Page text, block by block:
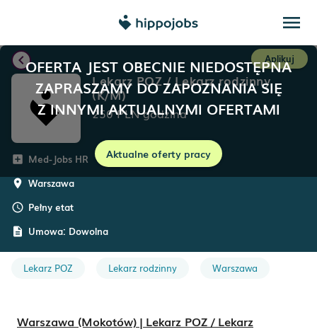
menu
OFERTA JEST OBECNIE NIEDOSTĘPNA
ZAPRASZAMY DO ZAPOZNANIA SIĘ
Z INNYMI AKTUALNYMI OFERTAMI
Aktualne oferty pracy
chevron_left Aplikuj
Lekarz POZ / Lekarz rodzinny
(K/M)
250PLNgodzina
add_box Med-Jobs HR
room Warszawa
schedule Pełny etat
description Umowa: Dowolna
Lekarz POZ Lekarz rodzinny Warszawa
Warszawa (Mokotów) | Lekarz POZ / Lekarz